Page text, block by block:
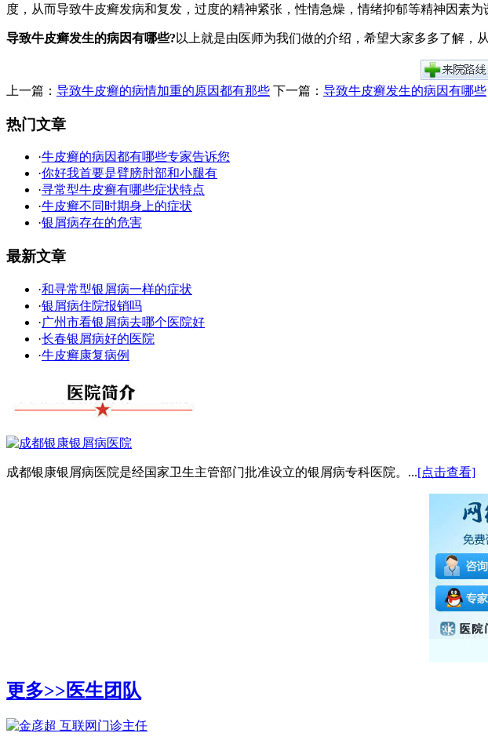
度，从而导致牛皮癣发病和复发，过度的精神紧张，性情急燥，情绪抑郁等精神因素为
导致牛皮癣发生的病因有哪些? 以上就是由医师为我们做的介绍，希望大家多多了解，
上一篇： 导致牛皮癣的病情加重的原因都有那些 下一篇： 导致牛皮癣发生的病因有哪些
热门文章
·牛皮癣的病因都有哪些专家告诉您
·你好我首要是臂膀肘部和小腿有
·寻常型牛皮癣有哪些症状特点
·牛皮癣不同时期身上的症状
·银屑病存在的危害
最新文章
·和寻常型银屑病一样的症状
·银屑病住院报销吗
·广州市看银屑病去哪个医院好
·长春银屑病好的医院
·牛皮癣康复病例
成都银康银屑病医院是经国家卫生主管部门批准设立的银屑病专科医院。...[点击查看]
更多>>医生团队